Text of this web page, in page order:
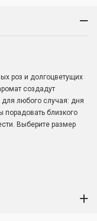
роз и долгоцветущих
создадут
любого случая: дня
близкого
Выберите размер